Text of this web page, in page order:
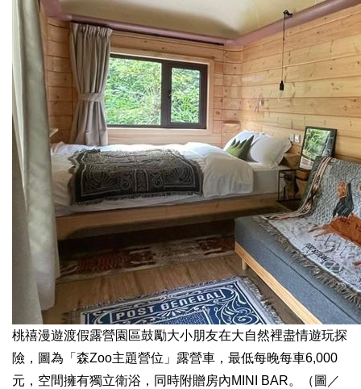
桃禧漫遊渡假露營園區鼓勵大小朋友在大自然裡盡情遊玩探
險，圖為「森Zoo主題營位」露營車，最低每晚每車6,000
元，空間擁有獨立衛浴，同時附贈房內MINI BAR。（圖／